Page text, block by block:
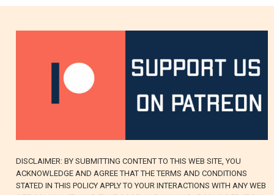
DISCLAIMER: BY SUBMITTING CONTENT TO THIS WEB SITE, YOU
ACKNOWLEDGE AND AGREE THAT THE TERMS AND CONDITIONS
STATED IN THIS POLICY APPLY TO YOUR INTERACTIONS WITH ANY WEB